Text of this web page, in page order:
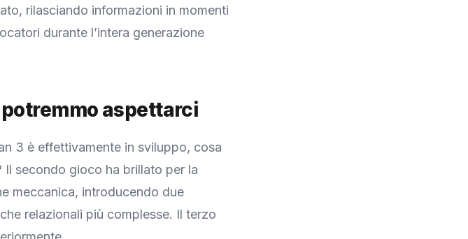
rilasciando informazioni in momenti
durante l’intera generazione
aspettarci
3 è effettivamente in sviluppo, cosa
secondo gioco ha brillato per la
meccanica, introducendo due
relazionali più complesse. Il terzo